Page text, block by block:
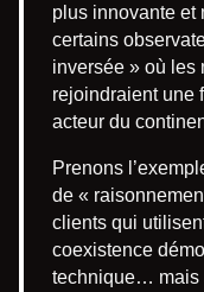
plus innovante et
certains
inversée » où les
rejoindraient une
acteur du
Prenons
de «
clients qui
coexistence
technique… mais